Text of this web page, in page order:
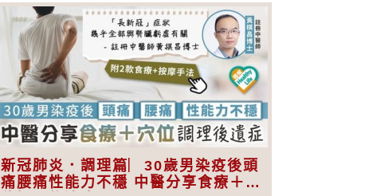
新冠肺炎．調理篇︳30歲男染疫後頭
痛腰痛性能力不穩 中醫分享食療＋穴